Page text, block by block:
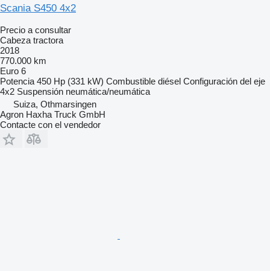
Scania S450 4x2
Precio a consultar
Cabeza tractora
2018
770.000 km
Euro 6
Potencia 450 Hp (331 kW) Combustible diésel Configuración del eje
4x2 Suspensión neumática/neumática
Suiza, Othmarsingen
Agron Haxha Truck GmbH
Contacte con el vendedor